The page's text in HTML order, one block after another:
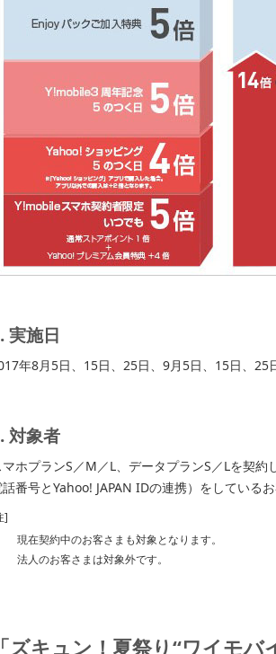
実施日
年8月5日、15日、25日、9月5日、15日、25
対象者
ホプランS／M／L、データプランS／Lを契約
番号とYahoo! JAPAN IDの連携）をしているお
]
現在契約中のお客さまも対象となります。
法人のお客さまは対象外です。
ズキュン！夏祭り“ワイモバ